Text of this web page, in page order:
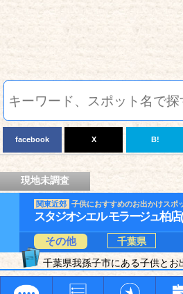
facebook X B!
現地未調査
関東近郊 子供におすすめのお出かけスポ
スタジオシエル モラージュ柏店
その他
千葉県
千葉県我孫子市にある子供とお